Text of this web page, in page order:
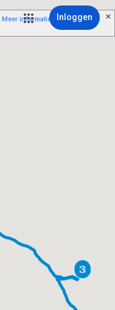
Inloggen
Meer informatie over hoe je je